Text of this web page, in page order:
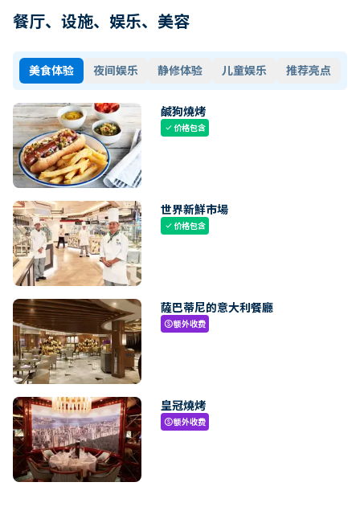
餐厅、设施、娱乐、美容
美食体验 夜间娱乐 静修体验 儿童娱乐 推荐亮点
鹹狗燒烤
check价格包含
世界新鮮市場
check价格包含
薩巴蒂尼的意大利餐廳
paid额外收费
皇冠燒烤
paid额外收费